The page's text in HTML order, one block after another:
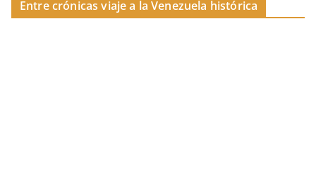
Entre crónicas viaje a la Venezuela histórica